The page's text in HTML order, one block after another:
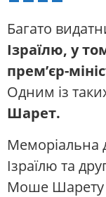
Багато
Ізраїлю, у
прем’єр-
Одним із
Шарет.
Меморіальна
Ізраїлю та
Моше Шарету